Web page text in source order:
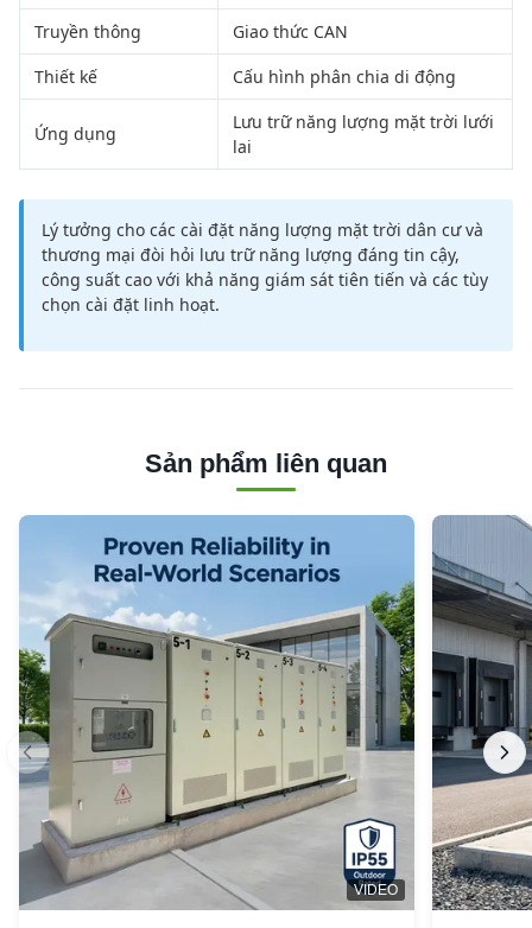
Truyền thông
Giao thức CAN
Thiết kế
Cấu hình phân chia di động
Ứng dụng
Lưu trữ năng lượng mặt trời lưới
lai
Lý tưởng cho các cài đặt năng lượng mặt trời dân cư và
thương mại đòi hỏi lưu trữ năng lượng đáng tin cậy,
công suất cao với khả năng giám sát tiên tiến và các tùy
chọn cài đặt linh hoạt.
Sản phẩm liên quan
VIDEO